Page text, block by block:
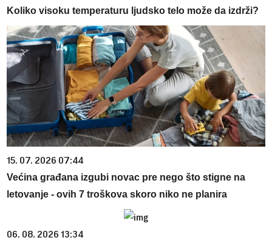
Koliko visoku temperaturu ljudsko telo može da izdrži?
15. 07. 2026 07:44
Većina građana izgubi novac pre nego što stigne na
letovanje - ovih 7 troškova skoro niko ne planira
06. 08. 2026 13:34